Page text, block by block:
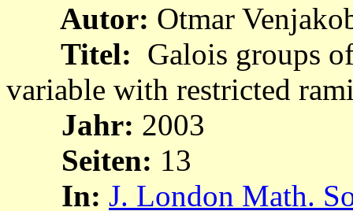
Autor: Otmar
Titel: Galois groups
variable with restricted
Jahr: 2003
Seiten: 13
In: J. London Math.